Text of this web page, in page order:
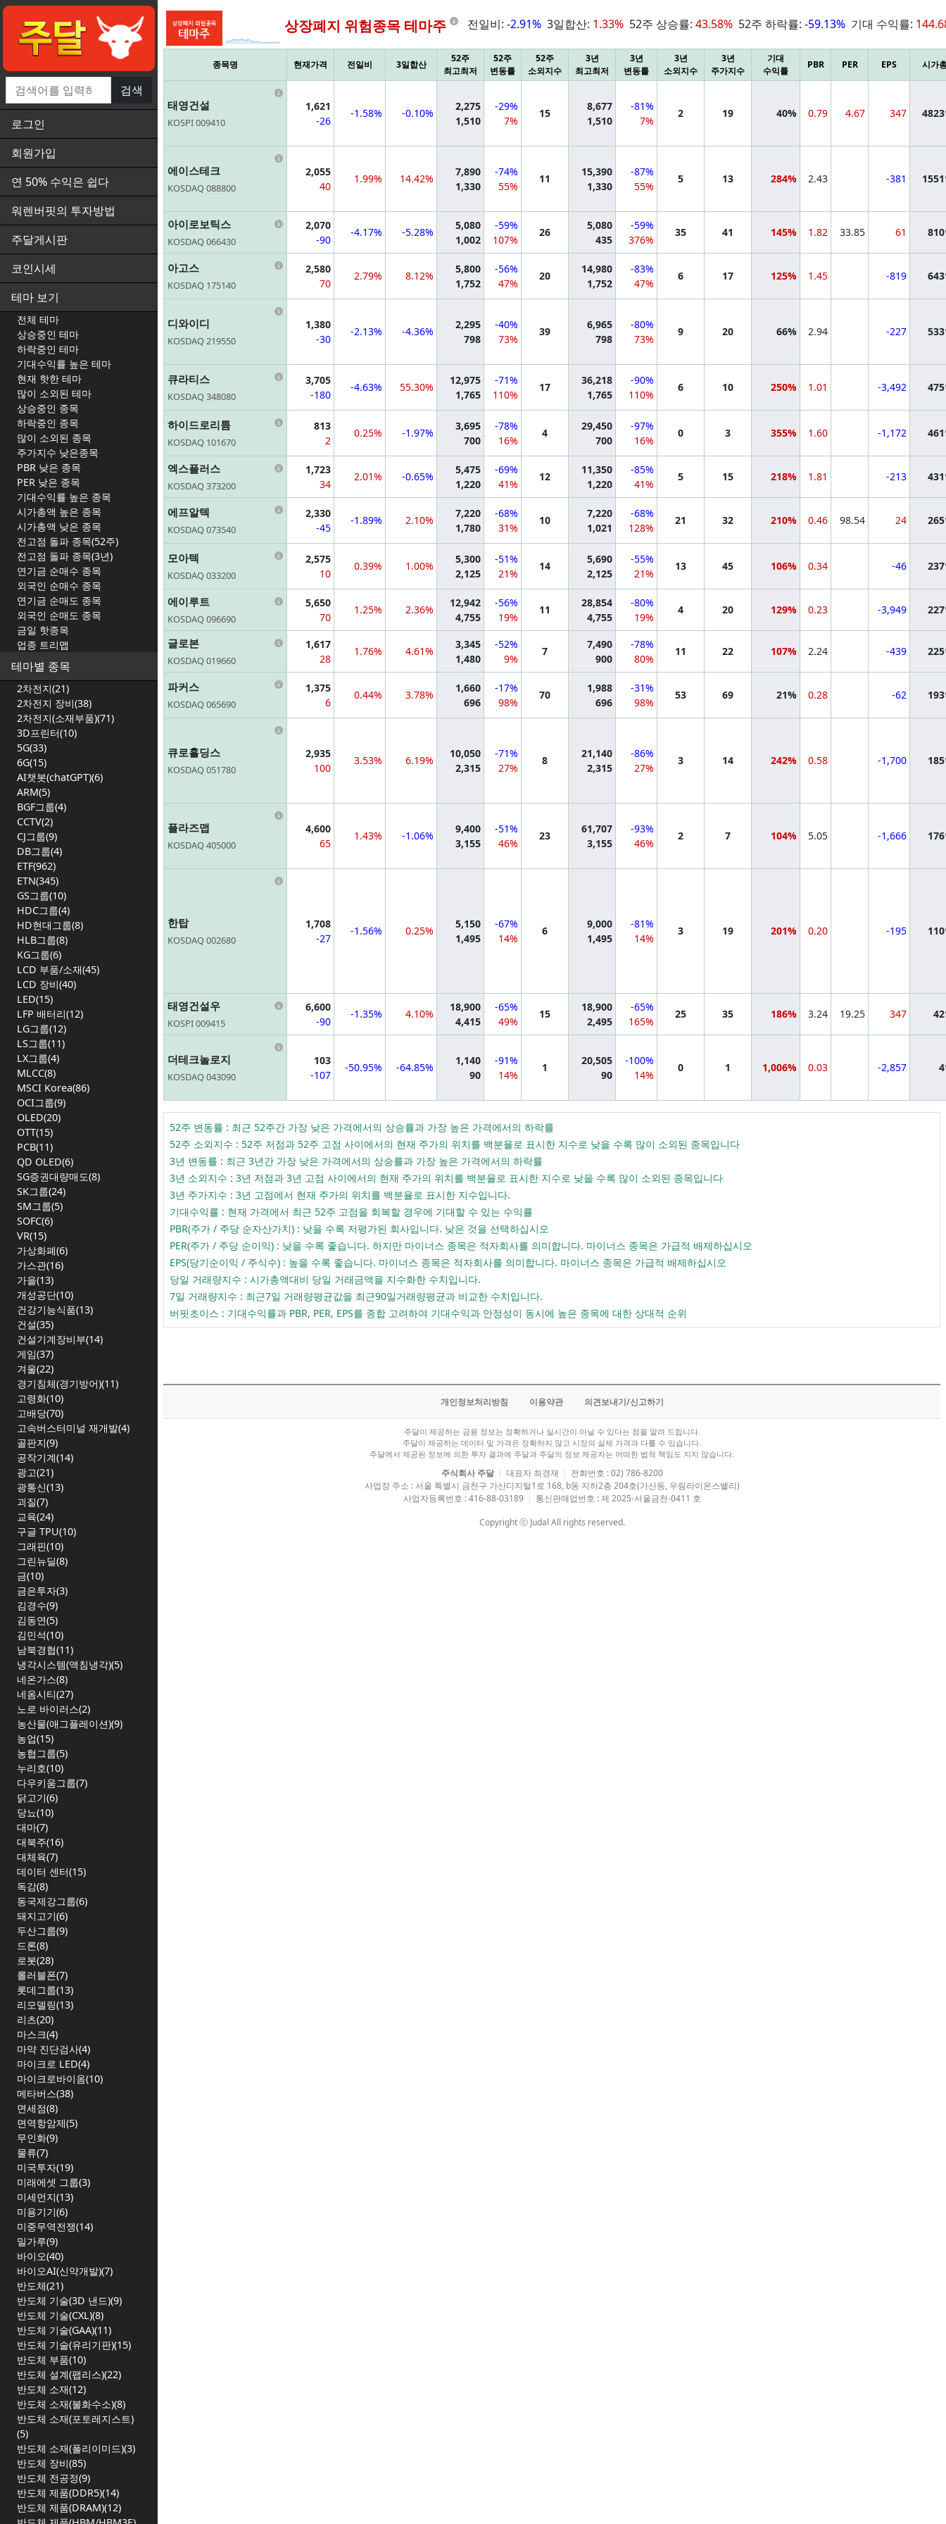
검색
로그인
회원가입
연 50% 수익은 쉽다
워렌버핏의 투자방법
주달게시판
코인시세
테마 보기
전체 테마
상승중인 테마
하락중인 테마
기대수익률 높은 테마
현재 핫한 테마
많이 소외된 테마
상승중인 종목
하락중인 종목
많이 소외된 종목
주가지수 낮은종목
PBR 낮은 종목
PER 낮은 종목
기대수익률 높은 종목
시가총액 높은 종목
시가총액 낮은 종목
전고점 돌파 종목(52주)
전고점 돌파 종목(3년)
연기금 순매수 종목
외국인 순매수 종목
연기금 순매도 종목
외국인 순매도 종목
금일 핫종목
업종 트리맵
테마별 종목
2차전지(21)
2차전지 장비(38)
2차전지(소재부품)(71)
3D프린터(10)
5G(33)
6G(15)
AI챗봇(chatGPT)(6)
ARM(5)
BGF그룹(4)
CCTV(2)
CJ그룹(9)
DB그룹(4)
ETF(962)
ETN(345)
GS그룹(10)
HDC그룹(4)
HD현대그룹(8)
HLB그룹(8)
KG그룹(6)
LCD 부품/소재(45)
LCD 장비(40)
LED(15)
LFP 배터리(12)
LG그룹(12)
LS그룹(11)
LX그룹(4)
MLCC(8)
MSCI Korea(86)
OCI그룹(9)
OLED(20)
OTT(15)
PCB(11)
QD OLED(6)
SG증권대량매도(8)
SK그룹(24)
SM그룹(5)
SOFC(6)
VR(15)
가상화폐(6)
가스관(16)
가을(13)
개성공단(10)
건강기능식품(13)
건설(35)
건설기계장비부(14)
게임(37)
겨울(22)
경기침체(경기방어)(11)
고령화(10)
고배당(70)
고속버스터미널 재개발(4)
골판지(9)
공작기계(14)
광고(21)
광통신(13)
괴질(7)
교육(24)
구글 TPU(10)
그래핀(10)
그린뉴딜(8)
금(10)
금은투자(3)
김경수(9)
김동연(5)
김민석(10)
남북경협(11)
냉각시스템(액침냉각)(5)
네온가스(8)
네옴시티(27)
노로 바이러스(2)
농산물(애그플레이션)(9)
농업(15)
농협그룹(5)
누리호(10)
다우키움그룹(7)
닭고기(6)
당뇨(10)
대마(7)
대북주(16)
대체육(7)
데이터 센터(15)
독감(8)
동국제강그룹(6)
돼지고기(6)
두산그룹(9)
드론(8)
로봇(28)
롤러블폰(7)
롯데그룹(13)
리모델링(13)
리츠(20)
마스크(4)
마약 진단검사(4)
마이크로 LED(4)
마이크로바이옴(10)
메타버스(38)
면세점(8)
면역항암제(5)
무인화(9)
물류(7)
미국투자(19)
미래에셋 그룹(3)
미세먼지(13)
미용기기(6)
미중무역전쟁(14)
밀가루(9)
바이오(40)
바이오AI(신약개발)(7)
반도체(21)
반도체 기술(3D 낸드)(9)
반도체 기술(CXL)(8)
반도체 기술(GAA)(11)
반도체 기술(유리기판)(15)
반도체 부품(10)
반도체 설계(팹리스)(22)
반도체 소재(12)
반도체 소재(불화수소)(8)
반도체 소재(포토레지스트)
(5)
반도체 소재(폴리이미드)(3)
반도체 장비(85)
반도체 전공정(9)
반도체 제품(DDR5)(14)
반도체 제품(DRAM)(12)
상장폐지 위험종목 테마주 Information
전일비: -2.91% 3일합산: 1.33% 52주 상승률: 43.58% 52주 하락률: -59.13% 기대 수익률:
종목명 현재가격 전일비 3일합산
52주
최고최저
52주
변동률
52주
소외지수
3년
최고최저
3년
변동률
3년
소외지수
3년
주가지수
기대
수익률
PBR PER EPS 시가
태영건설
KOSPI 009410
Information
1,621
-26
-1.58% -0.10%
2,275
1,510
-29%
7%
15
8,677
1,510
-81%
7%
2 19 40% 0.79 4.67 347
에이스테크
KOSDAQ 088800
Information
2,055
40
1.99% 14.42%
7,890
1,330
-74%
55%
11
15,390
1,330
-87%
55%
5 13 284% 2.43 -381
아이로보틱스
KOSDAQ 066430
Information
2,070
-90
-4.17% -5.28%
5,080
1,002
-59%
107%
26
5,080
435
-59%
376%
35 41 145% 1.82 33.85 61
아고스
KOSDAQ 175140
Information
2,580
70
2.79% 8.12%
5,800
1,752
-56%
47%
20
14,980
1,752
-83%
47%
6 17 125% 1.45 -819
디와이디
KOSDAQ 219550
Information
1,380
-30
-2.13% -4.36%
2,295
798
-40%
73%
39
6,965
798
-80%
73%
9 20 66% 2.94 -227
큐라티스
KOSDAQ 348080
Information
3,705
-180
-4.63% 55.30%
12,975
1,765
-71%
110%
17
36,218
1,765
-90%
110%
6 10 250% 1.01 -3,492
하이드로리튬
KOSDAQ 101670
Information
813
2
0.25% -1.97%
3,695
700
-78%
16%
4
29,450
700
-97%
16%
0 3 355% 1.60 -1,172
엑스플러스
KOSDAQ 373200
Information
1,723
34
2.01% -0.65%
5,475
1,220
-69%
41%
12
11,350
1,220
-85%
41%
5 15 218% 1.81 -213
에프알텍
KOSDAQ 073540
Information
2,330
-45
-1.89% 2.10%
7,220
1,780
-68%
31%
10
7,220
1,021
-68%
128%
21 32 210% 0.46 98.54 24
모아텍
KOSDAQ 033200
Information
2,575
10
0.39% 1.00%
5,300
2,125
-51%
21%
14
5,690
2,125
-55%
21%
13 45 106% 0.34 -46
에이루트
KOSDAQ 096690
Information
5,650
70
1.25% 2.36%
12,942
4,755
-56%
19%
11
28,854
4,755
-80%
19%
4 20 129% 0.23 -3,949
글로본
KOSDAQ 019660
Information
1,617
28
1.76% 4.61%
3,345
1,480
-52%
9%
7
7,490
900
-78%
80%
11 22 107% 2.24 -439
파커스
KOSDAQ 065690
Information
1,375
6
0.44% 3.78%
1,660
696
-17%
98%
70
1,988
696
-31%
98%
53 69 21% 0.28 -62
큐로홀딩스
KOSDAQ 051780
Information
2,935
100
3.53% 6.19%
10,050
2,315
-71%
27%
8
21,140
2,315
-86%
27%
3 14 242% 0.58 -1,700
플라즈맵
KOSDAQ 405000
Information
4,600
65
1.43% -1.06%
9,400
3,155
-51%
46%
23
61,707
3,155
-93%
46%
2 7 104% 5.05 -1,666
한탑
KOSDAQ 002680
Information
1,708
-27
-1.56% 0.25%
5,150
1,495
-67%
14%
6
9,000
1,495
-81%
14%
3 19 201% 0.20 -195
태영건설우
KOSPI 009415
Information
6,600
-90
-1.35% 4.10%
18,900
4,415
-65%
49%
15
18,900
2,495
-65%
165%
25 35 186% 3.24 19.25 347
더테크놀로지
KOSDAQ 043090
Information
103
-107
-50.95% -64.85%
1,140
90
-91%
14%
1
20,505
90
-100%
14%
0 1 1,006% 0.03 -2,857
52주 변동률 : 최근 52주간 가장 낮은 가격에서의 상승률과 가장 높은 가격에서의 하락률
52주 소외지수 : 52주 저점과 52주 고점 사이에서의 현재 주가의 위치를 백분율로 표시한 지수로 낮을 수록 많이 소외된 종목입니다
3년 변동률 : 최근 3년간 가장 낮은 가격에서의 상승률과 가장 높은 가격에서의 하락률
3년 소외지수 : 3년 저점과 3년 고점 사이에서의 현재 주가의 위치를 백분율로 표시한 지수로 낮을 수록 많이 소외된 종목입니다
3년 주가지수 : 3년 고점에서 현재 주가의 위치를 백분율로 표시한 지수입니다.
기대수익률 : 현재 가격에서 최근 52주 고점을 회복할 경우에 기대할 수 있는 수익률
PBR(주가 / 주당 순자산가치) : 낮을 수록 저평가된 회사입니다. 낮은 것을 선택하십시오
PER(주가 / 주당 순이익) : 낮을 수록 좋습니다. 하지만 마이너스 종목은 적자회사를 의미합니다. 마이너스 종목은 가급적 배제하십시오
EPS(당기순이익 / 주식수) : 높을 수록 좋습니다. 마이너스 종목은 적자회사를 의미합니다. 마이너스 종목은 가급적 배제하십시오
당일 거래량지수 : 시가총액대비 당일 거래금액을 지수화한 수치입니다.
7일 거래량지수 : 최근7일 거래량평균값을 최근90일거래량평균과 비교한 수치입니다.
버핏초이스 : 기대수익률과 PBR, PER, EPS를 종합 고려하여 기대수익과 안정성이 동시에 높은 종목에 대한 상대적 순위
개인정보처리방침 이용약관 의견보내기/신고하기
주달이 제공하는 금융 정보는 정확하거나 실시간이 아닐 수 있다는 점을 알려 드립니다.
주달이 제공하는 데이터 및 가격은 정확하지 않고 시장의 실제 가격과 다를 수 있습니다.
주달에서 제공된 정보에 의한 투자 결과에 주달과 주달의 정보 제공자는 어떠한 법적 책임도 지지 않습니다.
주식회사 주달 | 대표자 최경재 | 전화번호 : 02) 786-8200
사업장 주소 : 서울 특별시 금천구 가산디지털1로 168, b동 지하2층 204호(가산동, 우림라이온스밸리)
사업자등록번호 : 416-88-03189 | 통신판매업번호 : 제 2025-서울금천-0411 호
Copyright ⓒ Judal All rights reserved.